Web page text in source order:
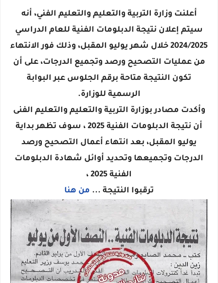
أعلنت وزارة التربية والتعليم والتعليم الفني، أنه
سيتم إعلان نتيجة الدبلومات الفنية للعام الدراسي
2024/2025 خلال شهر يوليو المقبل، وذلك فور الانتهاء
من عمليات التصحيح ورصد وتجميع الدرجات، على أن
تكون النتيجة متاحة برقم الجلوس عبر البوابة
الرسمية للوزارة.
وأكدت مصادر بوزارة التربية والتعليم والتعليم الفنى
أن نتيجة الدبلومات الفنية 2025 ، سوف تظهر بداية
يوليو المقبل، بعد انتهاء أعمال التصحيح ورصد
الدرجات وتجميعها وتحديد أوائل شهادة الدبلومات
الفنية 2025 ،
ترقبوا النتيجة ... من هنا